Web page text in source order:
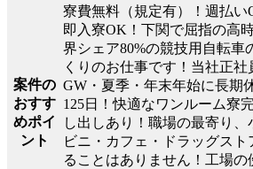
案件の
おすす
めポイ
ント
寮費無料（規定有）！週払い
即入寮OK！下関で屈指の高
界シェア80%の競技用自転車
くりのお仕事です！当社正社
GW・夏季・年末年始に長期
125日！快適なワンルーム寮
し出しあり！職場の最寄り
ビニ・カフェ・ドラッグスト
ることはありません！工場